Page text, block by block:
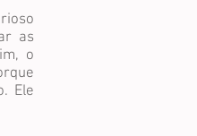
as
o
Ele